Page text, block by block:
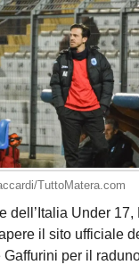
TuttoMatera.com
dell’Italia Under
il sito ufficiale
per il